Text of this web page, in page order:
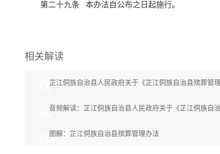
第二十九条 本办法自公布之日起施行。
相关解读
芷江侗族自治县人民政府关于《芷江侗族自治县殡葬管
音频解读：芷江侗族自治县人民政府关于《芷江侗族自
图解：芷江侗族自治县殡葬管理办法